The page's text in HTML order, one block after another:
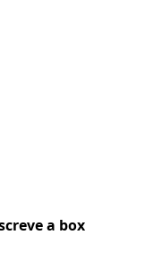
a box